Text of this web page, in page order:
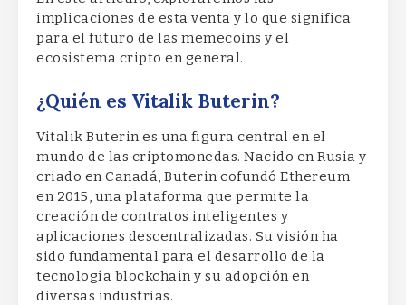
implicaciones de esta venta y lo que significa
para el futuro de las memecoins y el
ecosistema cripto en general.
¿Quién es Vitalik Buterin?
Vitalik Buterin es una figura central en el
mundo de las criptomonedas. Nacido en Rusia y
criado en Canadá, Buterin cofundó Ethereum
en 2015, una plataforma que permite la
creación de contratos inteligentes y
aplicaciones descentralizadas. Su visión ha
sido fundamental para el desarrollo de la
tecnología blockchain y su adopción en
diversas industrias.